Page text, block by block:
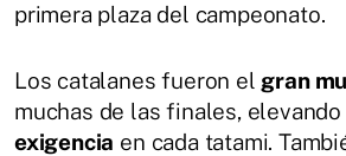
primera plaza del campeonato.
Los catalanes fueron el gran
muchas de las finales, elevando
exigencia en cada tatami.